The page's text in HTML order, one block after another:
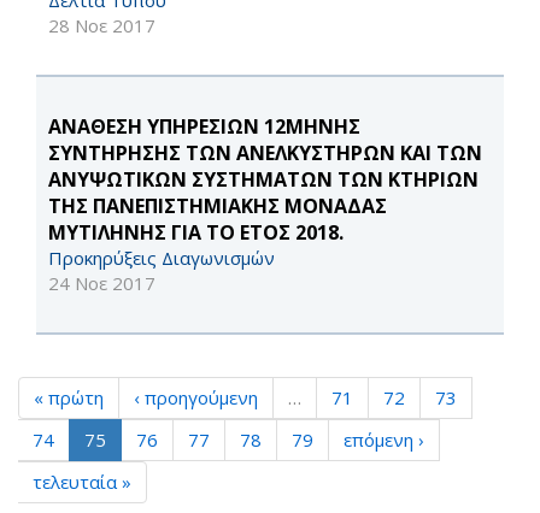
28 Νοε 2017
ΑΝΑΘΕΣΗ ΥΠΗΡΕΣΙΩΝ 12ΜΗΝΗΣ
ΣΥΝΤΗΡΗΣΗΣ ΤΩΝ ΑΝΕΛΚΥΣΤΗΡΩΝ ΚΑΙ ΤΩΝ
ΑΝΥΨΩΤΙΚΩΝ ΣΥΣΤΗΜΑΤΩΝ ΤΩΝ ΚΤΗΡΙΩΝ
ΤΗΣ ΠΑΝΕΠΙΣΤΗΜΙΑΚΗΣ ΜΟΝΑΔΑΣ
ΜΥΤΙΛΗΝΗΣ ΓΙΑ ΤΟ ΕΤΟΣ 2018.
Προκηρύξεις Διαγωνισμών
24 Νοε 2017
« πρώτη ‹ προηγούμενη … 71 72
73
74
75 76 77 78 79
επόμενη ›
τελευταία »